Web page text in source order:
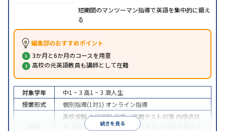
短期間のマンツーマン指導で英語を集中的に鍛え
る
編集部のおすすめポイント
3か月と6か月のコースを用意
高校の元英語教員も講師として在籍
続きを見る
対象学年 中1 ~ 3 高1 ~ 3 浪人生
授業形式
個別指導(1対1) オンライン指導
高校受験大学受験授業・定期テスト対策 内申点対
学習習慣の定着国公立大対策